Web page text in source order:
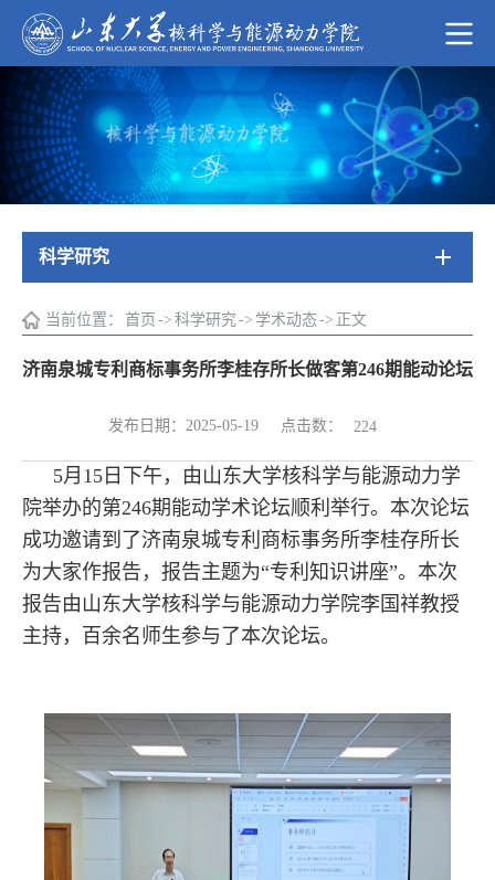
科学研究
当前位置： 首页 -> 科学研究-> 学术动态-> 正文
济南泉城专利商标事务所李桂存所长做客第246期能动论坛
发布日期：2025-05-19 点击数： 224
5月 15 日下午，由山东大学核科学与能源动力学
院举办的第246期能动学术论坛顺利举行。本次论坛
成功邀请到了济南泉城专利商标事务所李桂存所长
为大家作报告，报告主题为“专利知识讲座”。本次
报告由山东大学核科学与能源动力学院李国祥教授
主持，百余名师生参与了本次论坛。